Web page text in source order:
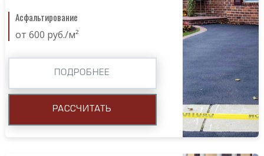
Асфальтирование
от 600 руб./м²
ПОДРОБНЕЕ
РАССЧИТАТЬ